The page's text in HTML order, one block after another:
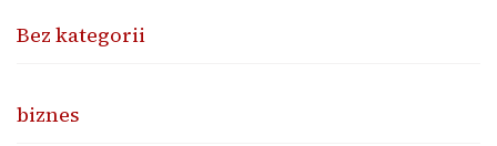
Bez kategorii
biznes